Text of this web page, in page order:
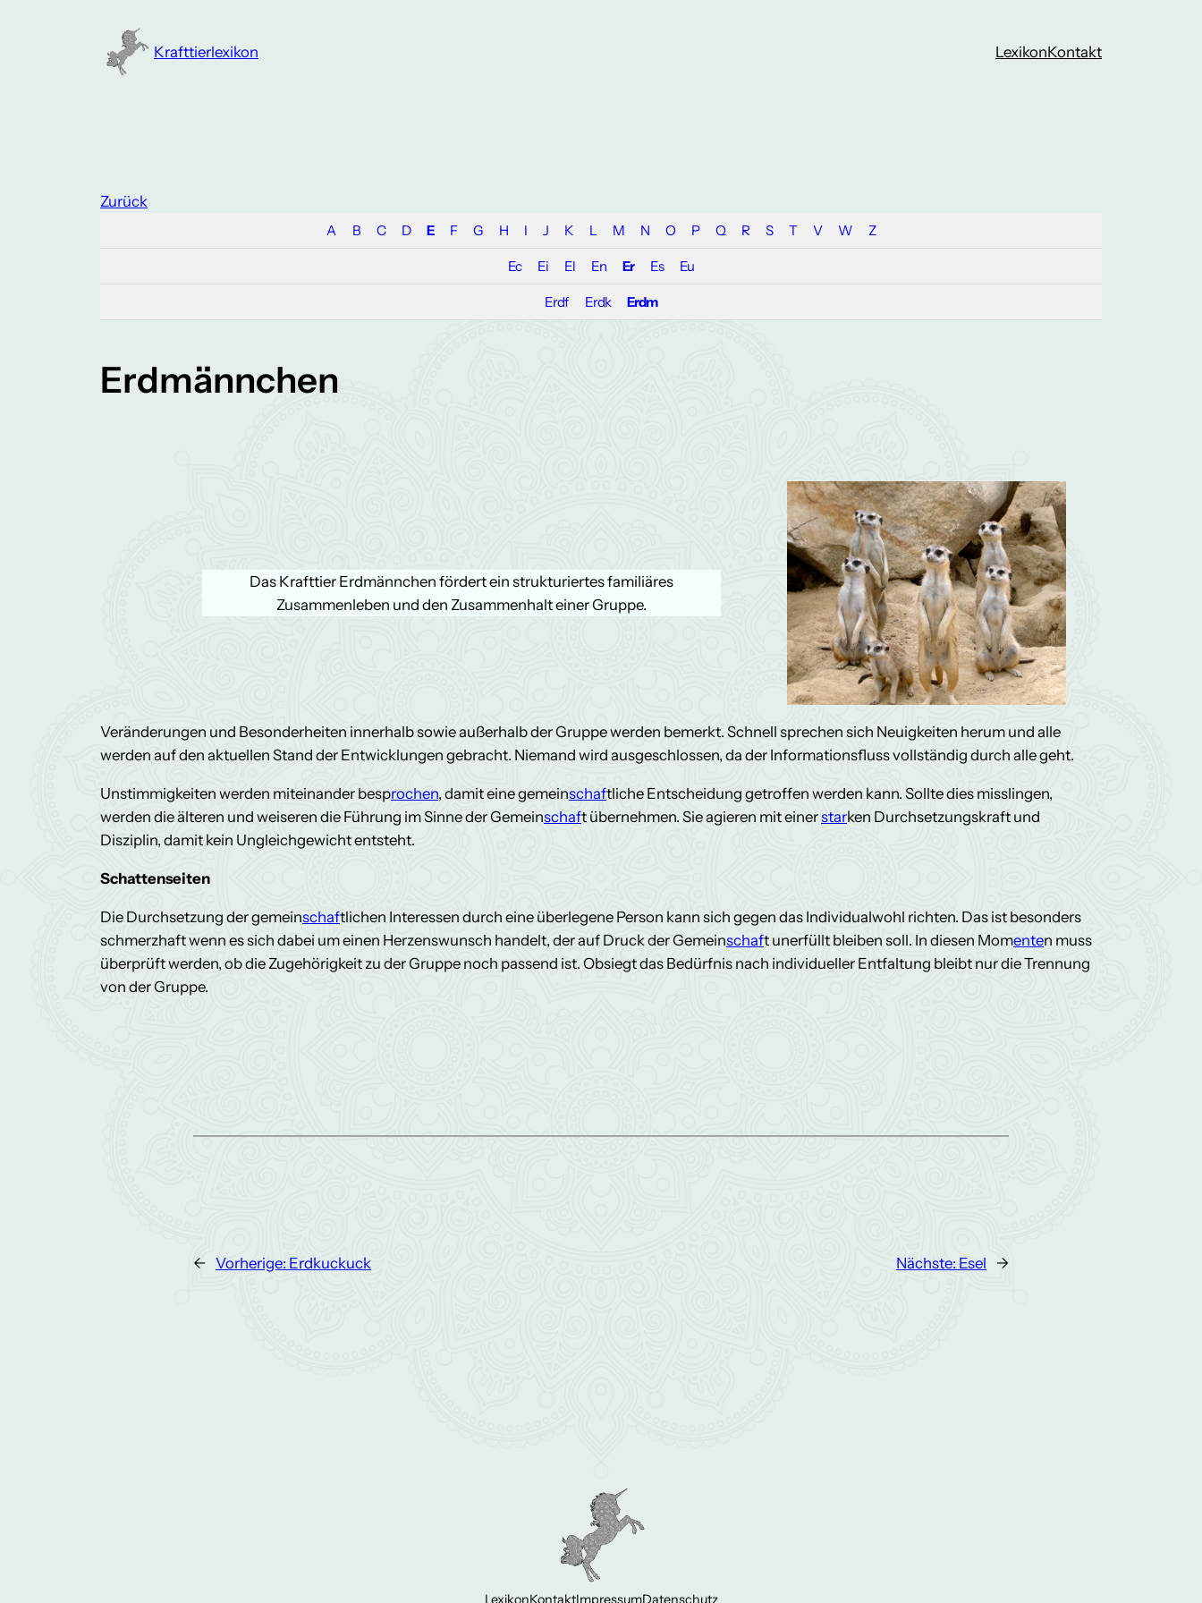
Krafttierlexikon LexikonKontakt
Zurück
A B C D E F G H I J K L M N O P Q R S T V W Z
Ec Ei El En Er Es Eu
Erdf Erdk Erdm
Erdmännchen
Das Krafttier Erdmännchen fördert ein strukturiertes familiäres
Zusammenleben und den Zusammenhalt einer Gruppe.
Veränderungen und Besonderheiten innerhalb sowie außerhalb der Gruppe werden bemerkt. Schnell sprechen sich Neuigkeiten herum und alle
werden auf den aktuellen Stand der Entwicklungen gebracht. Niemand wird ausgeschlossen, da der Informationsfluss vollständig durch alle geht.
Unstimmigkeiten werden miteinander besprochen, damit eine gemeinschaftliche Entscheidung getroffen werden kann. Sollte dies misslingen,
werden die älteren und weiseren die Führung im Sinne der Gemeinschaft übernehmen. Sie agieren mit einerstarken Durchsetzungskraft und
Disziplin, damit kein Ungleichgewicht entsteht.
Schattenseiten
Die Durchsetzung der gemeinschaftlichen Interessen durch eine überlegene Person kann sich gegen das Individualwohl richten. Das ist besonders
schmerzhaft wenn es sich dabei um einen Herzenswunsch handelt, der auf Druck der Gemeinschaft unerfüllt bleiben soll. In diesen Momenten muss
überprüft werden, ob die Zugehörigkeit zu der Gruppe noch passend ist. Obsiegt das Bedürfnis nach individueller Entfaltung bleibt nur die Trennung
von der Gruppe.
← Vorherige: Erdkuckuck Nächste: Esel →
LexikonKontaktImpressumDatenschutz